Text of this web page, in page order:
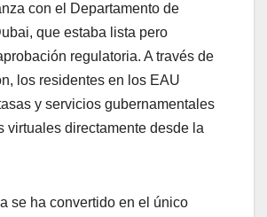
con el Departamento de
que estaba lista pero
regulatoria. A través de
los residentes en los EAU
y servicios gubernamentales
virtuales directamente desde la
se ha convertido en el único